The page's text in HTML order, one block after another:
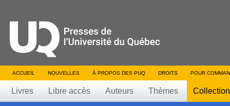
ACCUEIL NOUVELLES À PROPOS DES PUQ DROITS POUR
Livres Libre accès Auteurs Thèmes